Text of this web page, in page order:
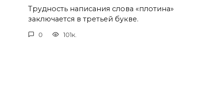
Трудность написания слова «плотина»
заключается в третьей букве.
0 101к.